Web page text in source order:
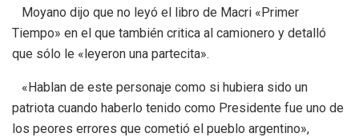
Moyano dijo que no leyó el libro de Macri «Primer
Tiempo» en el que también critica al camionero y detalló
que sólo le «leyeron una partecita».
«Hablan de este personaje como si hubiera sido un
patriota cuando haberlo tenido como Presidente fue uno de
los peores errores que cometió el pueblo argentino»,